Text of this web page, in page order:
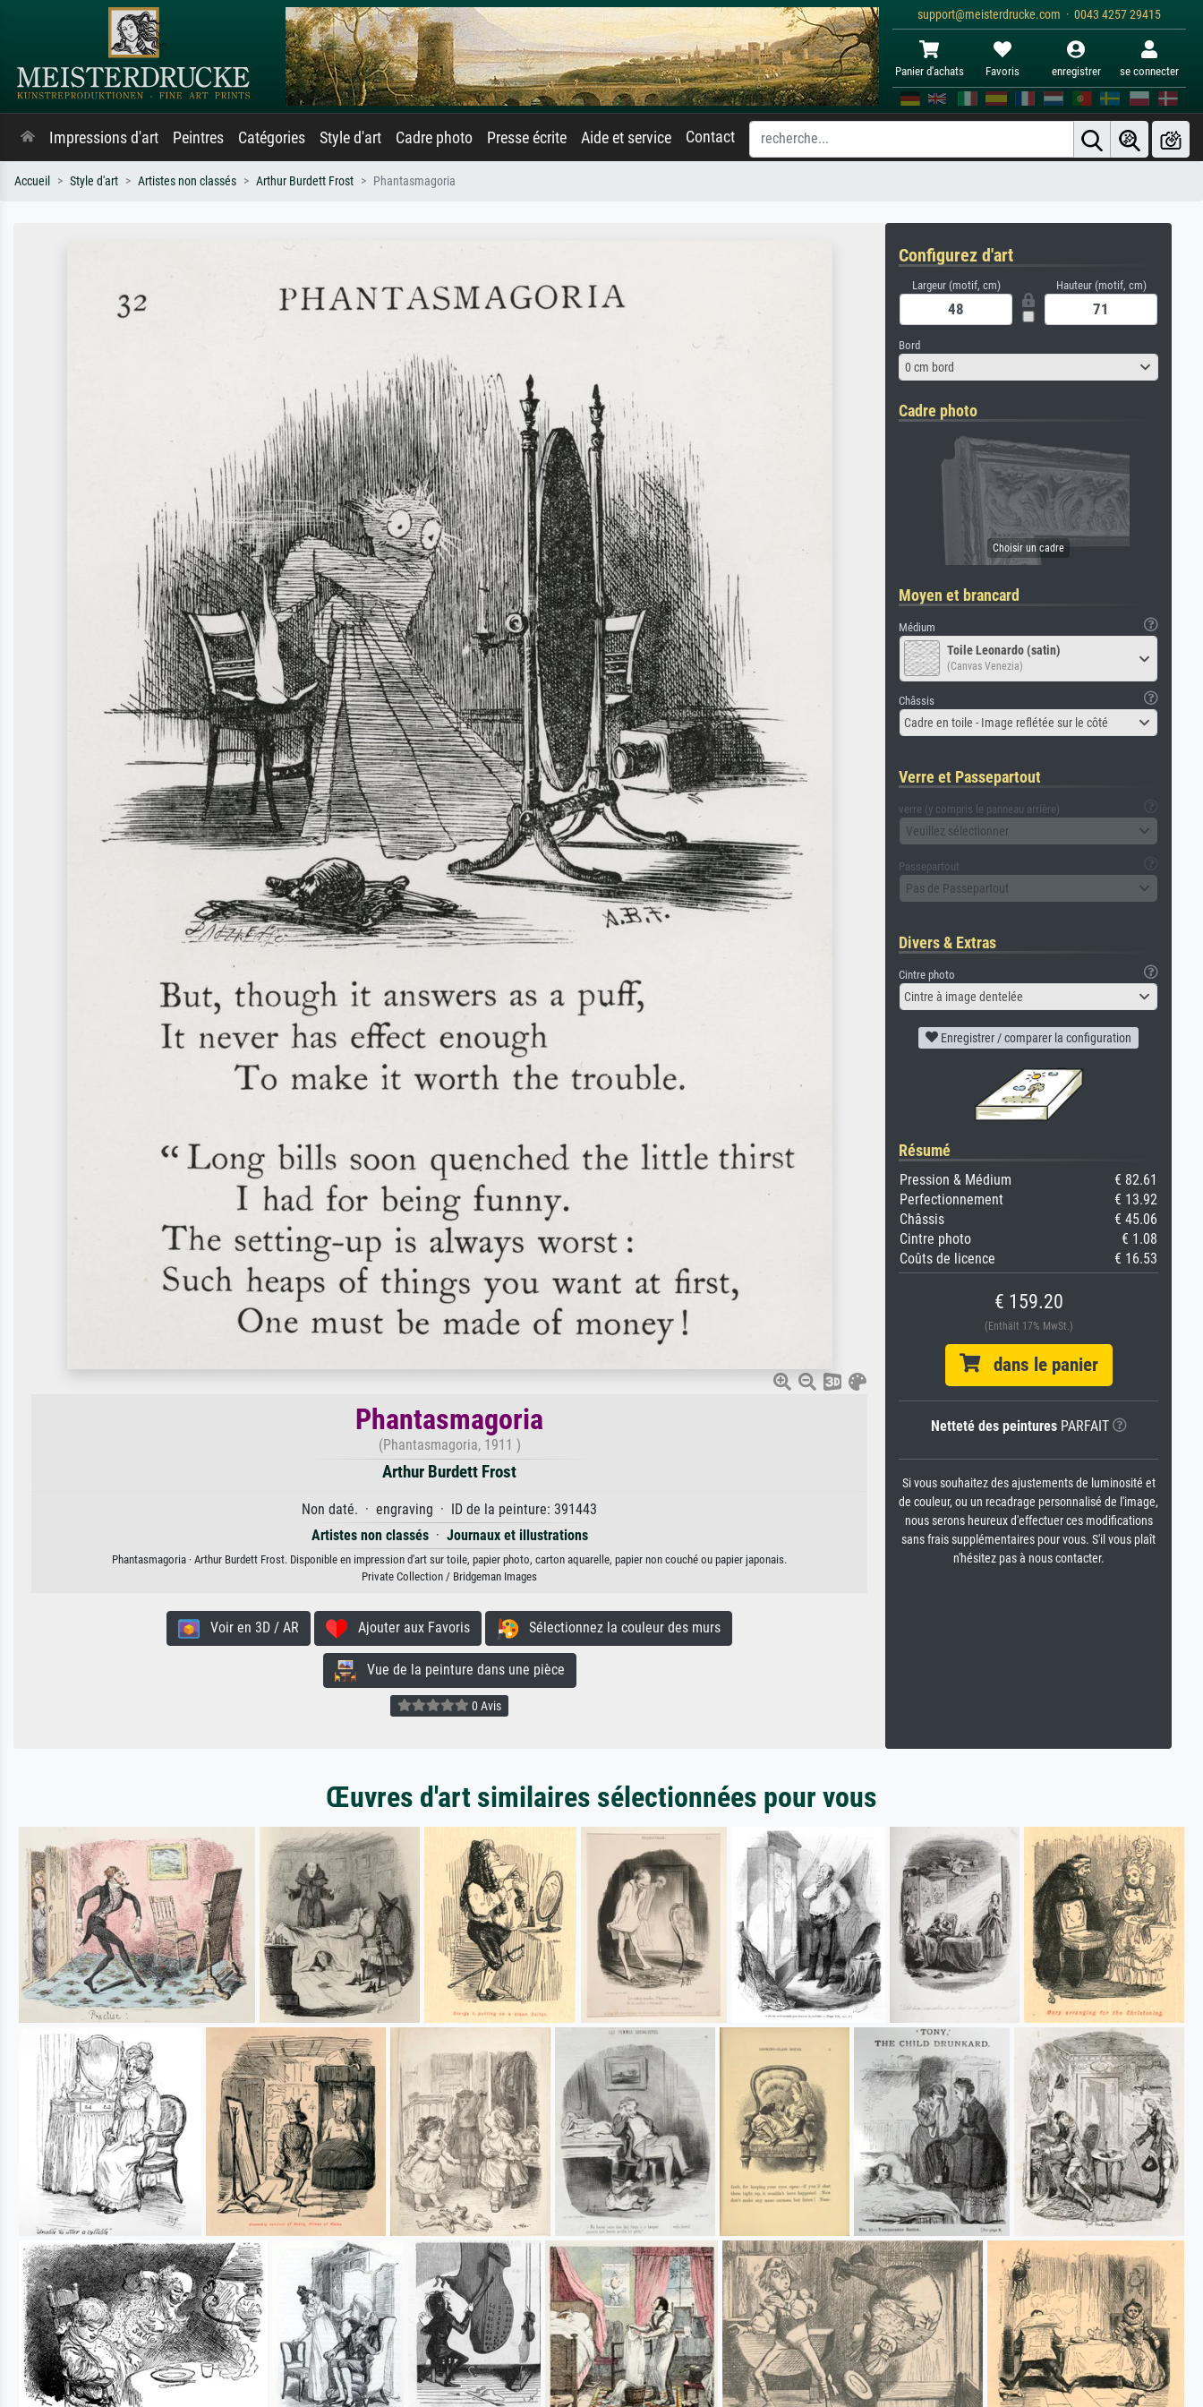
support@meisterdrucke.com · 0043 4257 29415
Panier d'achats Favoris enregistrer se connecter
Impressions d'art Peintres Catégories Style d'art Cadre photo Presse écrite Aide et service Contact
Accueil Style d'art Artistes non classés Arthur Burdett Frost Phantasmagoria
Phantasmagoria
(Phantasmagoria, 1911 )
Arthur Burdett Frost
Non daté. · engraving · ID de la peinture: 391443
Artistes non classés· Journaux et illustrations
Phantasmagoria · Arthur Burdett Frost. Disponible en impression d'art sur toile, papier photo, carton aquarelle, papier non couché ou papier japonais.
Private Collection / Bridgeman Images
Voir en 3D / AR Ajouter aux Favoris Sélectionnez la couleur des murs
Vue de la peinture dans une pièce
0 Avis
Configurez d'art
Largeur (motif, cm) Hauteur (motif, cm)
Bord
0 cm bord
Cadre photo
Moyen et brancard
Médium
Toile Leonardo (satin)
(Canvas Venezia)
Châssis
Cadre en toile - Image reflétée sur le côté
Verre et Passepartout
verre (y compris le panneau arrière)
Veuillez sélectionner
Passepartout
Pas de Passepartout
Divers & Extras
Cintre photo
Cintre à image dentelée
Enregistrer / comparer la configuration
Résumé
Pression & Médium
€ 82.61
Perfectionnement
€ 13.92
Châssis
€ 45.06
Cintre photo
€ 1.08
Coûts de licence
€ 16.53
€ 159.20
(Enthält 17% MwSt.)
dans le panier
Netteté des peinturesPARFAIT
Si vous souhaitez des ajustements de luminosité et
de couleur, ou un recadrage personnalisé de l'image,
nous serons heureux d'effectuer ces modifications
sans frais supplémentaires pour vous. S'il vous plaît
n'hésitez pas à nous contacter.
Œuvres d'art similaires sélectionnées pour vous